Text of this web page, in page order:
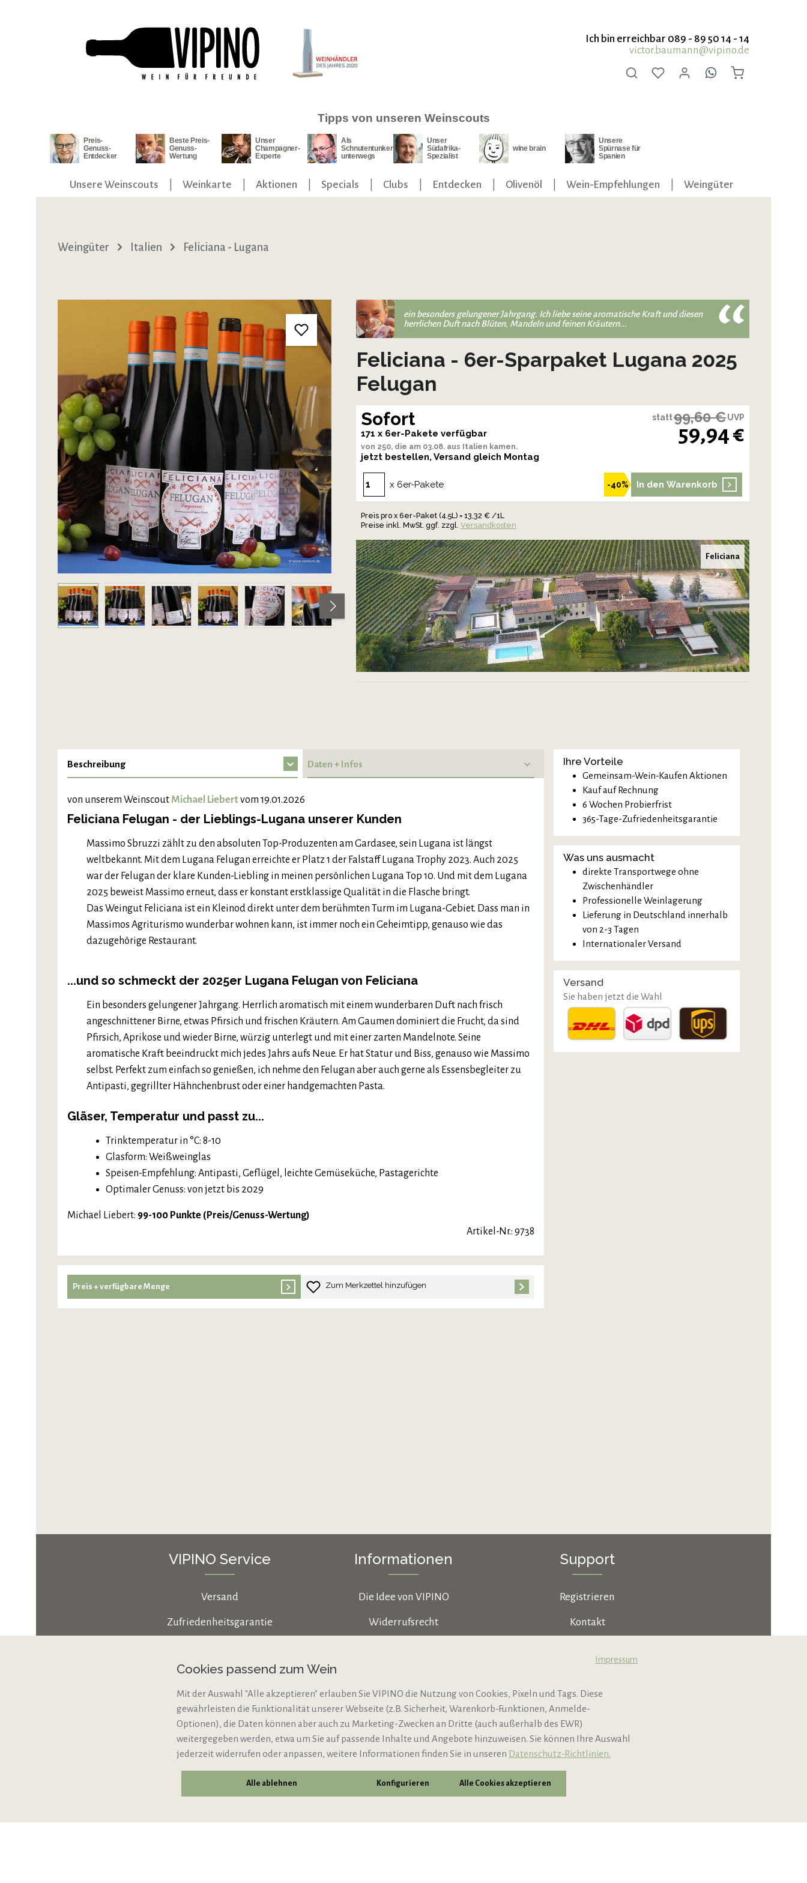
Ich bin erreichbar 089 - 89 50 14 - 14
victor.baumann@vipino.de
Tipps von unseren Weinscouts
Preis-
Genuss-
Entdecker
Beste Preis-
Genuss-
Wertung
Unser
Champagner-
Experte
Als
Schnutentunker
unterwegs
Unser
Südafrika-
Spezialist
wine brain
Unsere
Spürnase für
Spanien
Unsere Weinscouts Weinkarte Aktionen Specials Clubs Entdecken Olivenöl Wein-Empfehlungen Weingüter
Weingüter Italien Feliciana - Lugana
ein besonders gelungener Jahrgang. Ich liebe seine aromatische Kraft und diesen
herrlichen Duft nach Blüten, Mandeln und feinen Kräutern...
Feliciana - 6er-Sparpaket Lugana 2025
Felugan
Sofort
171 x 6er-Pakete verfügbar
von 250, die am 03.08. aus Italien kamen.
jetzt bestellen, Versand gleich Montag
statt99,60 €UVP
59,94 €
x 6er-Pakete -40% In den Warenkorb
Preis pro x 6er-Paket (4.5L) = 13,32 € /1L
Preise inkl. MwSt. ggf. zzgl. Versandkosten
Feliciana
Beschreibung Daten + Infos
von unserem Weinscout Michael Liebertvom 19.01.2026
Feliciana Felugan - der Lieblings-Lugana unserer Kunden
Massimo Sbruzzi zählt zu den absoluten Top-Produzenten am Gardasee, sein Lugana ist längst
weltbekannt. Mit dem Lugana Felugan erreichte er Platz 1 der Falstaff Lugana Trophy 2023. Auch 2025
war der Felugan der klare Kunden-Liebling in meinen persönlichen Lugana Top 10. Und mit dem Lugana
2025 beweist Massimo erneut, dass er konstant erstklassige Qualität in die Flasche bringt.
Das Weingut Feliciana ist ein Kleinod direkt unter dem berühmten Turm im Lugana-Gebiet. Dass man in
Massimos Agriturismo wunderbar wohnen kann, ist immer noch ein Geheimtipp, genauso wie das
dazugehörige Restaurant.
...und so schmeckt der 2025er Lugana Felugan von Feliciana
Ein besonders gelungener Jahrgang. Herrlich aromatisch mit einem wunderbaren Duft nach frisch
angeschnittener Birne, etwas Pfirsich und frischen Kräutern. Am Gaumen dominiert die Frucht, da sind
Pfirsich, Aprikose und wieder Birne, würzig unterlegt und mit einer zarten Mandelnote. Seine
aromatische Kraft beeindruckt mich jedes Jahrs aufs Neue. Er hat Statur und Biss, genauso wie Massimo
selbst. Perfekt zum einfach so genießen, ich nehme den Felugan aber auch gerne als Essensbegleiter zu
Antipasti, gegrillter Hähnchenbrust oder einer handgemachten Pasta.
Gläser, Temperatur und passt zu...
Trinktemperatur in °C: 8-10
Glasform: Weißweinglas
Speisen-Empfehlung: Antipasti, Geflügel, leichte Gemüseküche, Pastagerichte
Optimaler Genuss: von jetzt bis 2029
Michael Liebert: 99-100 Punkte (Preis/Genuss-Wertung)
Artikel-Nr.: 9738
Preis + verfügbare Menge Zum Merkzettel hinzufügen
Ihre Vorteile
Gemeinsam-Wein-Kaufen Aktionen
Kauf auf Rechnung
6 Wochen Probierfrist
365-Tage-Zufriedenheitsgarantie
Was uns ausmacht
direkte Transportwege ohne
Zwischenhändler
Professionelle Weinlagerung
Lieferung in Deutschland innerhalb
von 2-3 Tagen
Internationaler Versand
Versand
Sie haben jetzt die Wahl
VIPINO Service
Versand
Zufriedenheitsgarantie
Cookie-Einstellungen
Bio-Zertifizierung
VERTRAG WIDERRUFEN
Informationen
Die Idee von VIPINO
Widerrufsrecht
Impressum
Jugendschutz
Support
Registrieren
Kontakt
Newsletter
Impressum
Cookies passend zum Wein
Mit der Auswahl "Alle akzeptieren" erlauben Sie VIPINO die Nutzung von Cookies, Pixeln und Tags. Diese
gewährleisten die Funktionalität unserer Webseite (z.B. Sicherheit, Warenkorb-Funktionen, Anmelde-
Optionen), die Daten können aber auch zu Marketing-Zwecken an Dritte (auch außerhalb des EWR)
weitergegeben werden, etwa um Sie auf passende Inhalte und Angebote hinzuweisen. Sie können Ihre Auswahl
jederzeit widerrufen oder anpassen, weitere Informationen finden Sie in unseren Datenschutz-Richtlinien.
Alle ablehnen Konfigurieren Alle Cookies akzeptieren